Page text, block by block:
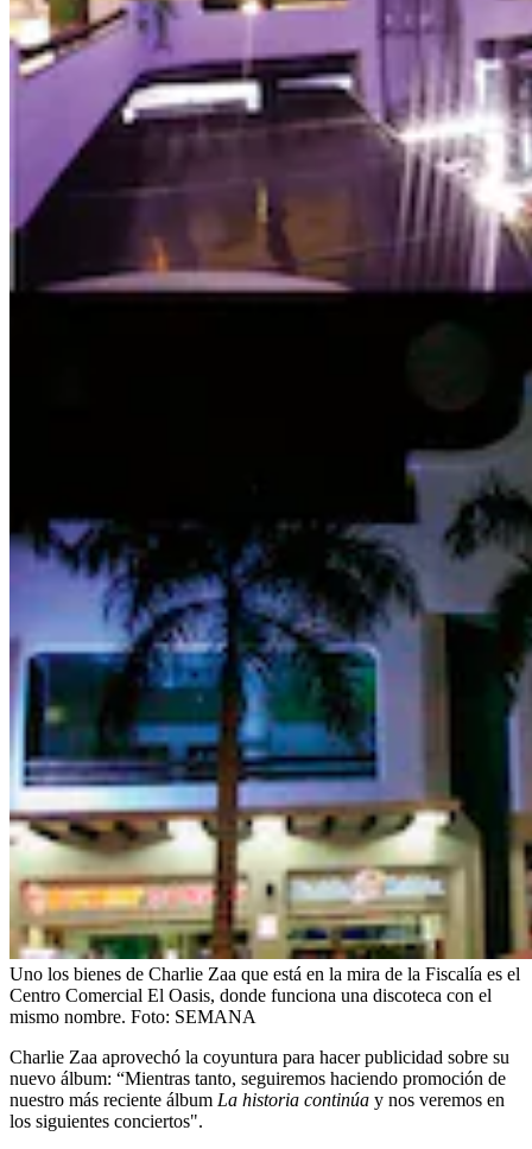
Uno los bienes de Charlie Zaa que está en la mira de la Fiscalía es el
Centro Comercial El Oasis, donde funciona una discoteca con el
mismo nombre. Foto: SEMANA
Charlie Zaa aprovechó la coyuntura para hacer publicidad sobre su
nuevo álbum: “Mientras tanto, seguiremos haciendo promoción de
nuestro más reciente álbum La historia continúa y nos veremos en
los siguientes conciertos".